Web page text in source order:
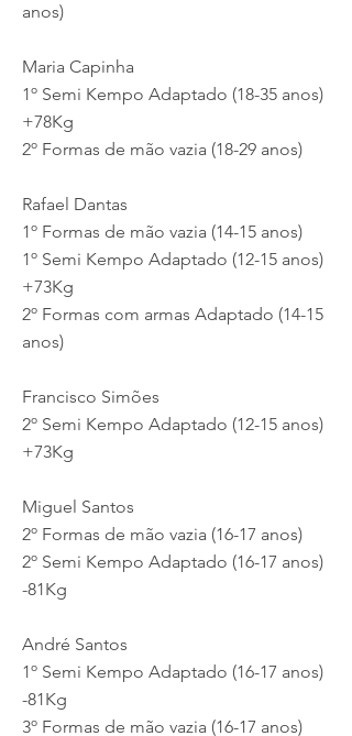
anos)
Maria Capinha
1º Semi Kempo Adaptado (18-35 anos)
+78Kg
2º Formas de mão vazia (18-29 anos)
Rafael Dantas
1º Formas de mão vazia (14-15 anos)
1º Semi Kempo Adaptado (12-15 anos)
+73Kg
2º Formas com armas Adaptado (14-15
anos)
Francisco Simões
2º Semi Kempo Adaptado (12-15 anos)
+73Kg
Miguel Santos
2º Formas de mão vazia (16-17 anos)
2º Semi Kempo Adaptado (16-17 anos)
-81Kg
André Santos
1º Semi Kempo Adaptado (16-17 anos)
-81Kg
3º Formas de mão vazia (16-17 anos)